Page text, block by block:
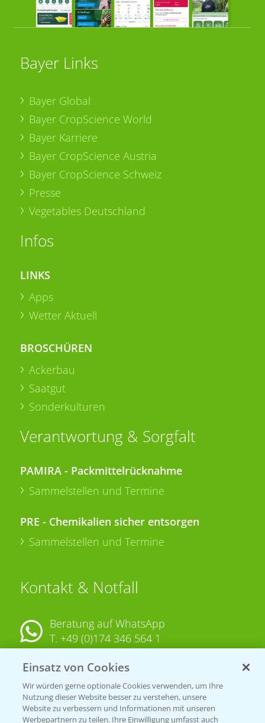
Bayer Links
Bayer Global
Bayer CropScience World
Bayer Karriere
Bayer CropScience Austria
Bayer CropScience Schweiz
Presse
Vegetables Deutschland
Infos
LINKS
Apps
Wetter Aktuell
BROSCHÜREN
Ackerbau
Saatgut
Sonderkulturen
Verantwortung & Sorgfalt
PAMIRA - Packmittelrücknahme
Sammelstellen und Termine
PRE - Chemikalien sicher entsorgen
Sammelstellen und Termine
Kontakt & Notfall
Beratung auf WhatsApp
T. +49 (0)174 346 564 1
KONTAKT
Hilfe in Notfällen
Einsatz von Cookies
Wir würden gerne optionale Cookies verwenden, um Ihre
Nutzung dieser Website besser zu verstehen, unsere
Website zu verbessern und Informationen mit unseren
Werbepartnern zu teilen. Ihre Einwilligung umfasst auch